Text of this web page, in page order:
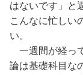
はないです」と
こんなに忙しい
い。
一週間が経っ
論は基礎科目な